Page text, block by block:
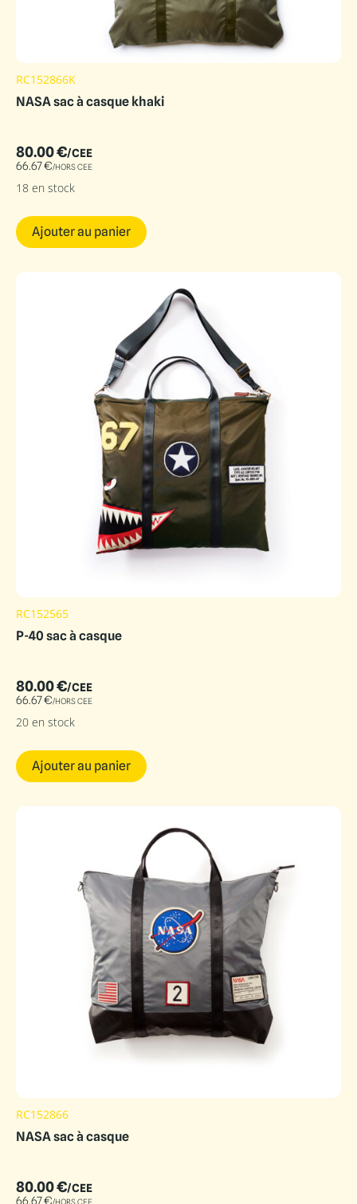
RC152866K
NASA sac à casque khaki
80.00€/CEE
66.67€/HORS CEE
18 en stock
Ajouter au panier
RC152565
P-40 sac à casque
80.00€/CEE
66.67€/HORS CEE
20 en stock
Ajouter au panier
RC152866
NASA sac à casque
80.00€/CEE
66.67€/HORS CEE